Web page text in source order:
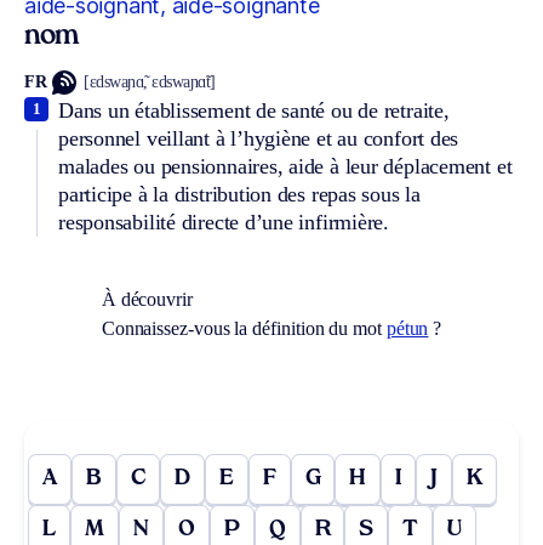
aide-soignant, aide-soignante
nom
FR [ɛdswaɲɑ̃, ɛdswaɲɑ̃t]
Dans un établissement de santé ou de retraite,
personnel veillant à l’hygiène et au confort des
malades ou pensionnaires, aide à leur déplacement et
participe à la distribution des repas sous la
responsabilité directe d’une infirmière.
1
À découvrir
Connaissez-vous la définition du mot pétun ?
A B C D E F G H I J K
L M N O P Q R S T U